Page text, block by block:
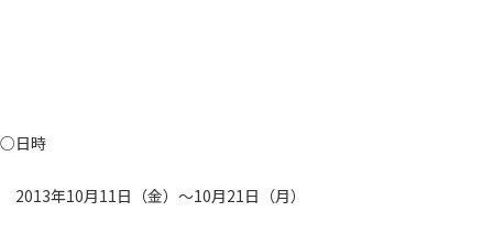
○日時
2013年10月11日（金）～10月21日（月）